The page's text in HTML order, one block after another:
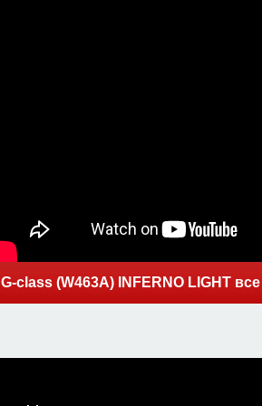
G-class (W463A) INFERNO LIGHT